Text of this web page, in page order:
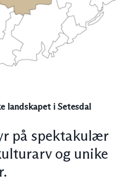
landskapet i Setesdal
på spektakulær
og unike